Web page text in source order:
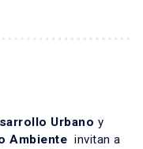
Urbano y
Ambiente invitan a